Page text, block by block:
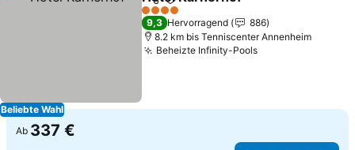
Beliebte Wahl
TeilenZu Favoriten hinzufügen
4 Sterne
9,3 Hervorragend
886
8.2 km bis Tenniscenter Annenheim
Beheizte Infinity-Pools
Ab 337 €